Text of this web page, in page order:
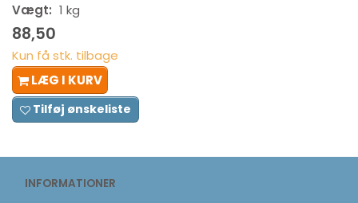
Vægt: 1 kg
88,50
Kun få stk. tilbage
LÆG I KURV
Tilføj ønskeliste
INFORMATIONER